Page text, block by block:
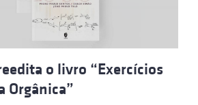
o livro “Exercícios
Orgânica”